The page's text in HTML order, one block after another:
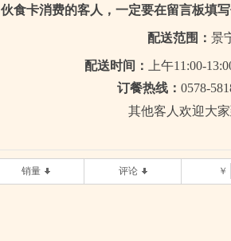
伙食卡消费的客人，一定要在留言板填
配送范围： 景
配送时间：
上午11:00-
订餐热线： 0578-
其他客人欢迎大家
销量 评论 ￥